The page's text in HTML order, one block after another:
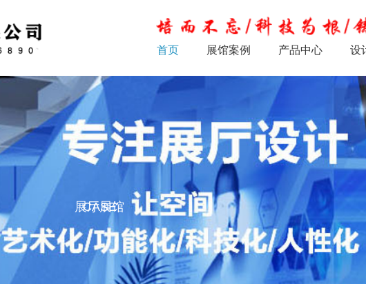
首页 展馆案例 产品中心 设
展厅展馆
CASE